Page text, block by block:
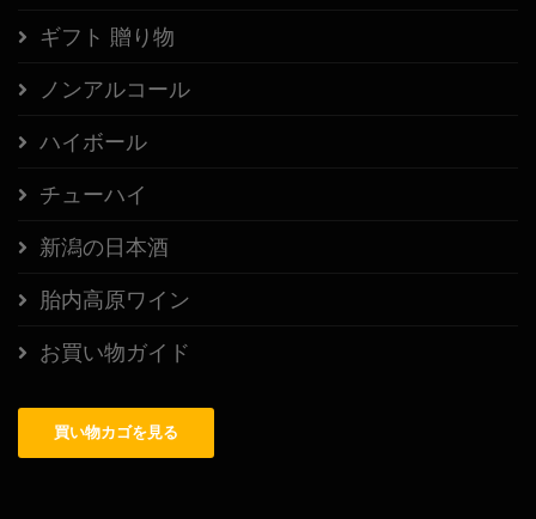
ギフト 贈り物
ノンアルコール
ハイボール
チューハイ
新潟の日本酒
胎内高原ワイン
お買い物ガイド
買い物カゴを見る